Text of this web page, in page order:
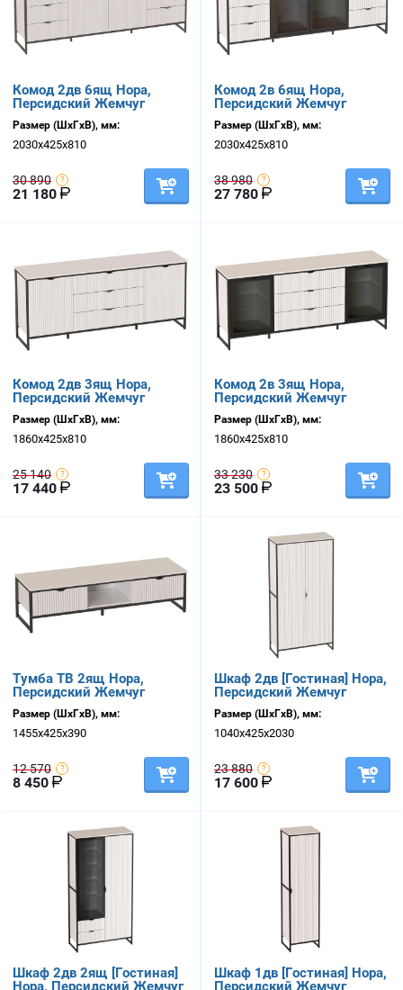
Комод 2дв 6ящ Нора,
Персидский Жемчуг
Размер (ШхГхВ), мм:
2030х425х810
30 890
21 180
Комод 2в 6ящ Нора,
Персидский Жемчуг
Размер (ШхГхВ), мм:
2030х425х810
38 980
27 780
Комод 2дв 3ящ Нора,
Персидский Жемчуг
Размер (ШхГхВ), мм:
1860х425х810
25 140
17 440
Комод 2в 3ящ Нора,
Персидский Жемчуг
Размер (ШхГхВ), мм:
1860х425х810
33 230
23 500
Тумба ТВ 2ящ Нора,
Персидский Жемчуг
Размер (ШхГхВ), мм:
1455х425х390
12 570
8 450
Шкаф 2дв [Гостиная] Нора,
Персидский Жемчуг
Размер (ШхГхВ), мм:
1040х425х2030
23 880
17 600
Шкаф 2дв 2ящ [Гостиная]
Шкаф 1дв [Гостиная] Нора,